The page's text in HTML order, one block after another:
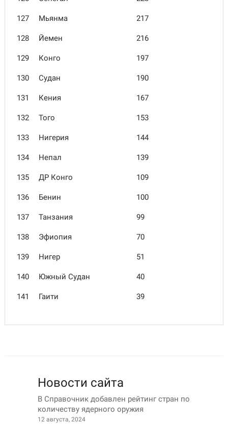
127 Мьянма 217
128 Йемен 216
129 Конго 197
130 Судан 190
131 Кения 167
132 Того 153
133 Нигерия 144
134 Непал 139
135 ДР Конго 109
136 Бенин 100
137 Танзания 99
138 Эфиопия 70
139 Нигер 51
140 Южный Судан 40
141 Гаити 39
Новости сайта
В Справочник добавлен рейтинг стран по
количеству ядерного оружия
12 августа, 2024